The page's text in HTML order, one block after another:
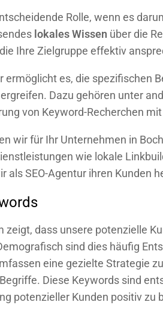
Rolle, wenn es
lokales Wissen über die
Ihre Zielgruppe effektiv
ermöglicht es, die spezifischen
Dazu gehören unter
von Keyword-Recherchen
wir für Ihr Unternehmen in
wie lokale
als SEO-Agentur ihren Kunden
zeigt, dass unsere potenzielle
sind dies häufig
eine gezielte Strategie
Diese Keywords sind
potenzieller Kunden positiv zu